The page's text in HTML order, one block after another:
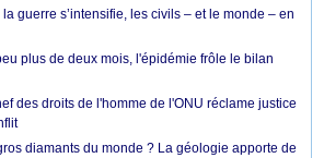
guerre s’intensifie, les civils – et le monde – en
plus de deux mois, l'épidémie frôle le bilan
des droits de l'homme de l'ONU réclame justice
diamants du monde ? La géologie apporte de